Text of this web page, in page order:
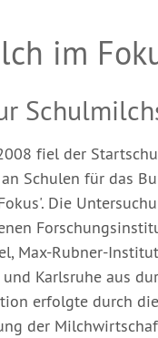
im
fiel der
Schulen für das
Die
Max-Rubner-
Karlsruhe aus
erfolgte durch die
der Milchwirtschaft